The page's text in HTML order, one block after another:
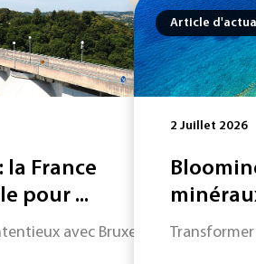
France
pour ...
avec Bruxelles vieux de
Article
2 Juillet 2026